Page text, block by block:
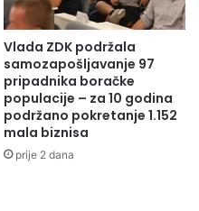
Vlada ZDK podržala
samozapošljavanje 97
pripadnika boračke
populacije – za 10 godina
podržano pokretanje 1.152
mala biznisa
prije 2 dana